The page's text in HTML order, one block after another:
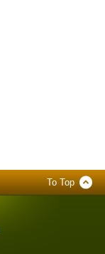
To Top